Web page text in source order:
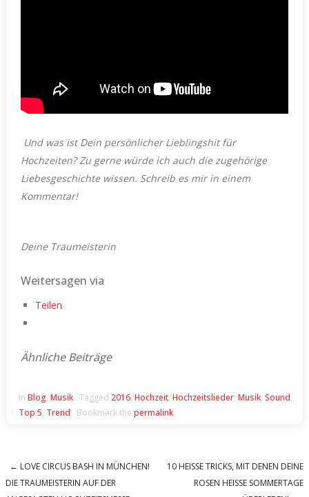
Und was ist Dein persönlicher Lieblingshit für
Hochzeiten? Zu gerne würde ich auch die zugehörige
Liebesgeschichte wissen. Schreib es mir in einem
Kommentar!
Deine Traumeisterin
Weitersagen via
Teilen
Ähnliche Beiträge
In Blog, Musik Tagged 2016, Hochzeit, Hochzeitslieder, Musik, Sound,
Top 5, Trend Bookmark the permalink.
Post navigation
← LOVE CIRCUS BASH IN MÜNCHEN!
DIE TRAUMEISTERIN AUF DER
10 HEISSE TRICKS, MIT DENEN DEINE R
OSEN HEISSE SOMMERTAGE ÜB